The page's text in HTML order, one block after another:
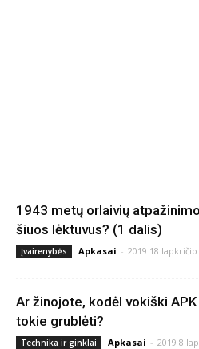
1943 metų orlaivių
šiuos lėktuvus? (1 dalis)
Įvairenybės Apkasai - 2019 18 lapkričio
Ar žinojote, kodėl vokiški
tokie grublėti?
Technika ir ginklai Apkasai - 2019 8